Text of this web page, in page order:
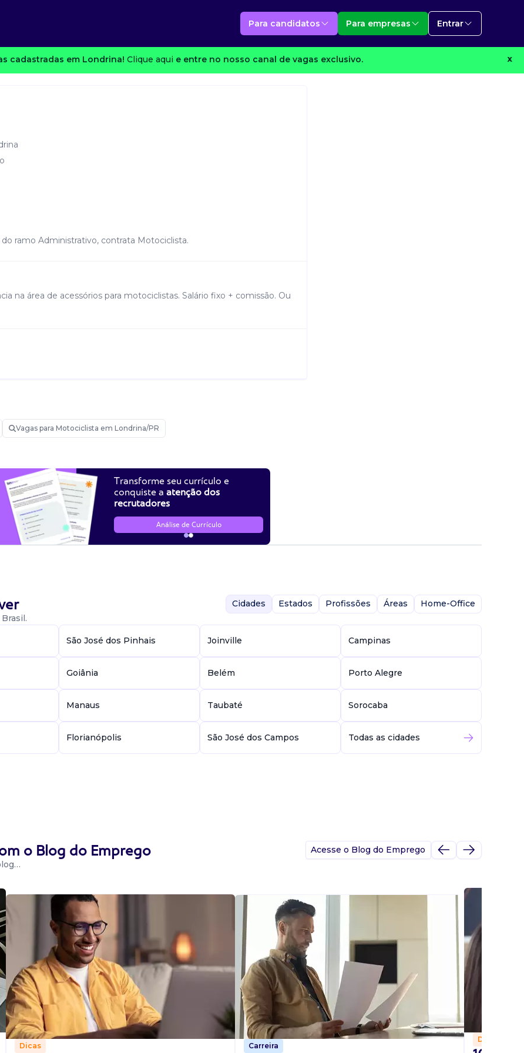
Para candidatos Para empresas Entrar
cadastradas em Londrina! Clique aqui e entre no nosso canal de vagas exclusivo. X
ramo Administrativo, contrata Motociclista.
na área de acessórios para motociclistas. Salário fixo + comissão. Ou
Vagas para Motociclista em Londrina/PR
Transforme seu currículo e
conquiste a atenção dos
recrutadores
Análise de Currículo
Cidades Estados Profissões Áreas Home-Office
São José dos Pinhais Joinville Campinas
Goiânia Belém Porto Alegre
Manaus Taubaté Sorocaba
Florianópolis São José dos Campos Todas as cidades
o Blog do Emprego Acesse o Blog do Emprego
Dicas Carreira
Dicas